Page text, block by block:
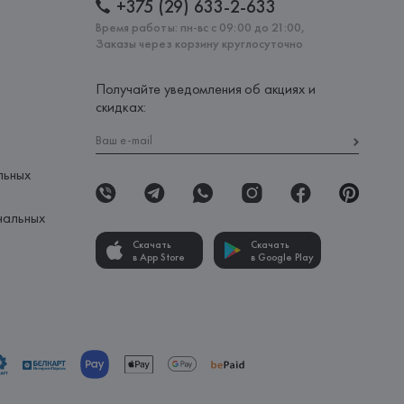
+375 (29) 633-2-633
Время работы: пн-вс с 09:00 до 21:00,
Заказы через корзину круглосуточно
Получайте уведомления об акциях и
скидках:
Скачать
в App Store
Скачать
в Google Play